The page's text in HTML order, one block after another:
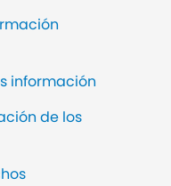
información
de los